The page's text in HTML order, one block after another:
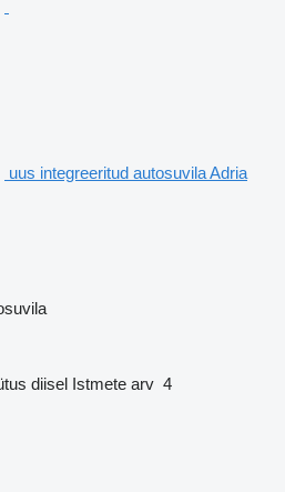
uus integreeritud autosuvila Adria
diisel Istmete arv 4